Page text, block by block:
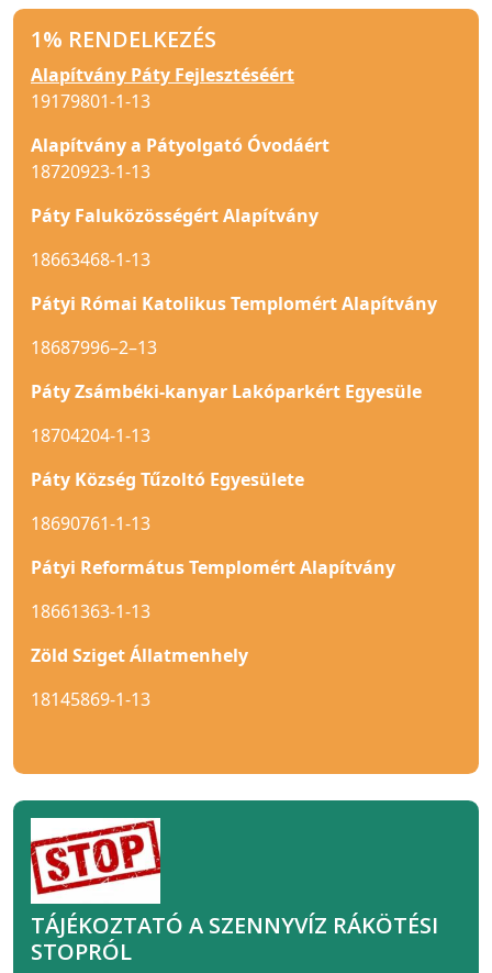
1% RENDELKEZÉS
Alapítvány Páty Fejlesztéséért
19179801-1-13
Alapítvány a Pátyolgató Óvodáért
18720923-1-13
Páty Faluközösségért Alapítvány
18663468-1-13
Pátyi Római Katolikus Templomért Alapítvány
18687996–2–13
Páty Zsámbéki-kanyar Lakóparkért Egyesüle
18704204-1-13
Páty Község Tűzoltó Egyesülete
18690761-1-13
Pátyi Református Templomért Alapítvány
18661363-1-13
Zöld Sziget Állatmenhely
18145869-1-13
TÁJÉKOZTATÓ A SZENNYVÍZ RÁKÖTÉSI
STOPRÓL